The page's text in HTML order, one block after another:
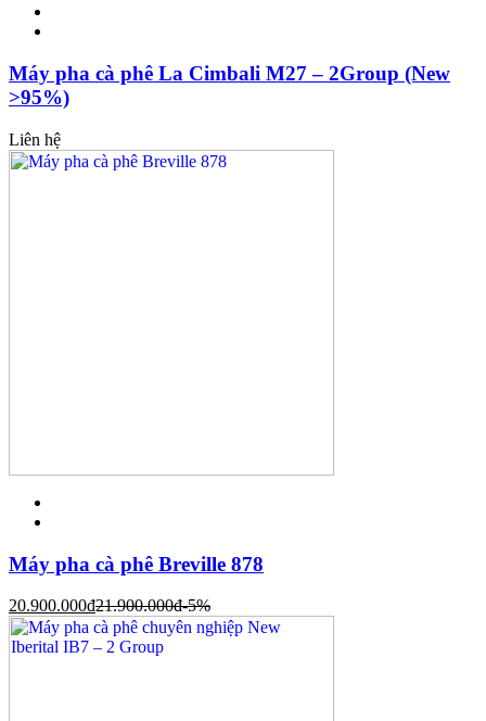
Máy pha cà phê La Cimbali M27 – 2Group (New
>95%)
Liên hệ
Máy pha cà phê Breville 878
20.900.000đ21.900.000đ-5%